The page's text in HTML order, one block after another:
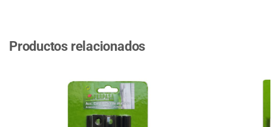
Productos relacionados